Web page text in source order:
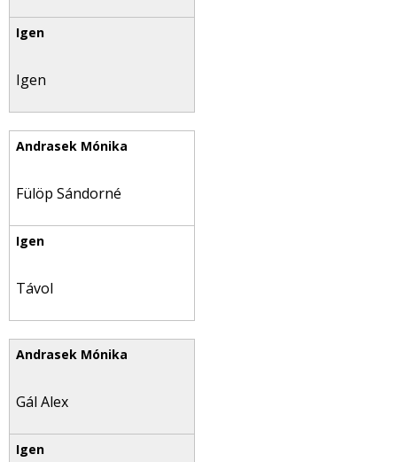
Igen
Fülöp Sándorné
Távol
Gál Alex